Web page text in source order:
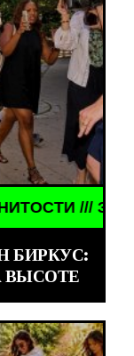
///
БИРКУС:
ВЫСОТЕ